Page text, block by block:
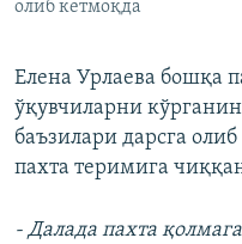
олиб кетмоқда
​Елена Урлаева бошқа
ўқувчиларни
баъзилари дарсга
пахта теримига
- Далада пахта